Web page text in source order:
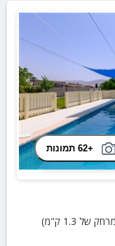
+62 תמונות
של 1.3 ק"מ)